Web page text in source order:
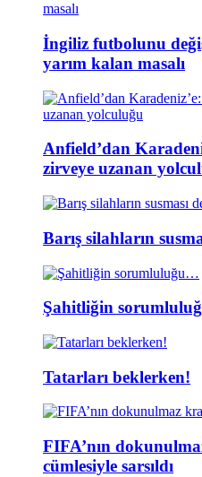
İngiliz futbolunu
yarım kalan masalı
Anfield’dan
zirveye uzanan
Barış silahların
Şahitliğin
Tatarları beklerken!
FIFA’nın
cümlesiyle sarsıldı